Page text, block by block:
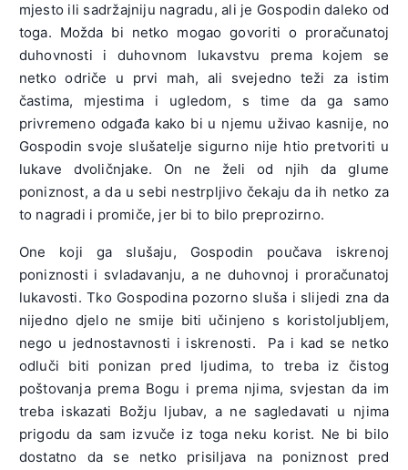
mjesto ili sadržajniju nagradu, ali je Gospodin daleko od
toga. Možda bi netko mogao govoriti o proračunatoj
duhovnosti i duhovnom lukavstvu prema kojem se
netko odriče u prvi mah, ali svejedno teži za istim
častima, mjestima i ugledom, s time da ga samo
privremeno odgađa kako bi u njemu uživao kasnije, no
Gospodin svoje slušatelje sigurno nije htio pretvoriti u
lukave dvoličnjake. On ne želi od njih da glume
poniznost, a da u sebi nestrpljivo čekaju da ih netko za
to nagradi i promiče, jer bi to bilo preprozirno.
One koji ga slušaju, Gospodin poučava iskrenoj
poniznosti i svladavanju, a ne duhovnoj i proračunatoj
lukavosti. Tko Gospodina pozorno sluša i slijedi zna da
nijedno djelo ne smije biti učinjeno s koristoljubljem,
nego u jednostavnosti i iskrenosti. Pa i kad se netko
odluči biti ponizan pred ljudima, to treba iz čistog
poštovanja prema Bogu i prema njima, svjestan da im
treba iskazati Božju ljubav, a ne sagledavati u njima
prigodu da sam izvuče iz toga neku korist. Ne bi bilo
dostatno da se netko prisiljava na poniznost pred